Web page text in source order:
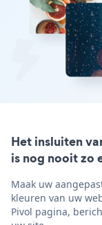
Het insluiten
is nog nooit zo
Maak uw
kleuren van uw
Pivol pagina,